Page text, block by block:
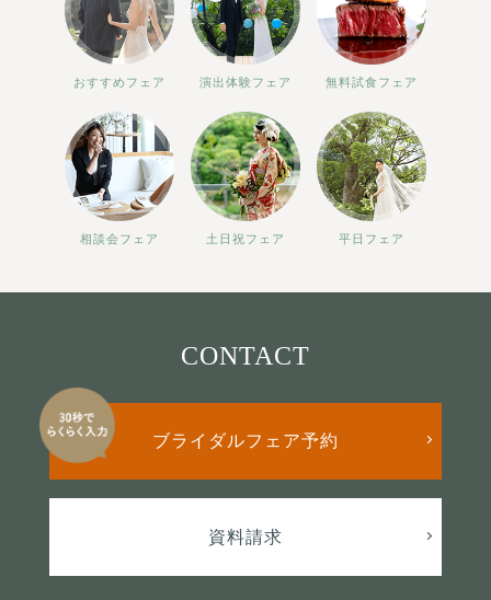
おすすめフェア 演出体験フェア 無料試食フェア
相談会フェア 土日祝フェア 平日フェア
CONTACT
ブライダルフェア予約
資料請求